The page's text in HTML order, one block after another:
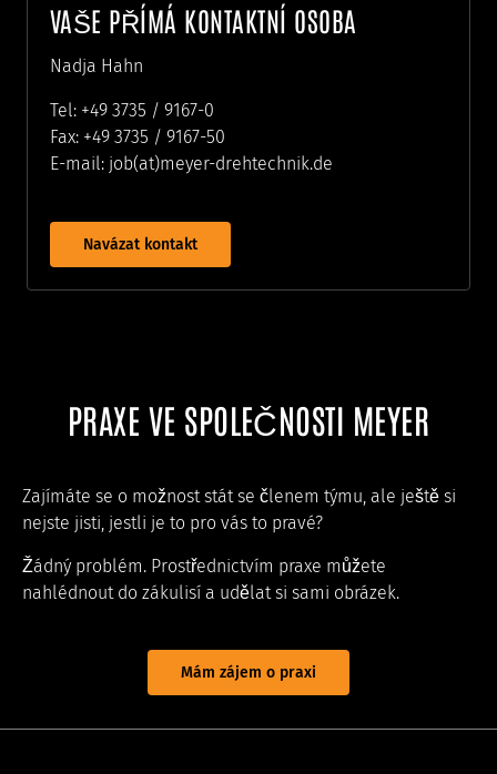
VAŠE PŘÍMÁ KONTAKTNÍ OSOBA
Nadja Hahn
Tel: +49 3735 / 9167-0
Fax: +49 3735 / 9167-50
E-mail: job(at)meyer-drehtechnik.de
Navázat kontakt
PRAXE VE SPOLEČNOSTI MEYER
Zajímáte se o možnost stát se členem týmu, ale ještě si
nejste jisti, jestli je to pro vás to pravé?
Žádný problém. Prostřednictvím praxe můžete
nahlédnout do zákulisí a udělat si sami obrázek.
Mám zájem o praxi